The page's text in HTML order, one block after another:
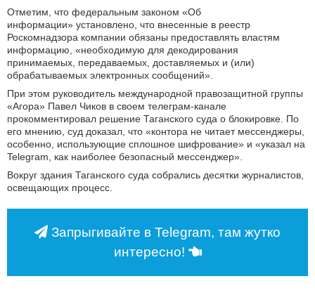
Отметим, что федеральным законом «Об
информации» установлено, что внесенные в реестр
Роскомнадзора компании обязаны предоставлять властям
информацию, «необходимую для декодирования
принимаемых, передаваемых, доставляемых и (или)
обрабатываемых электронных сообщений».
При этом руководитель международной правозащитной группы
«Агора» Павел Чиков в своем телеграм-канале
прокомментировал решение Таганского суда о блокировке. По
его мнению, суд доказал, что «контора не читает мессенджеры,
особенно, использующие сплошное шифрование» и «указал на
Telegram, как наиболее безопасный мессенджер».
Вокруг здания Таганского суда собрались десятки журналистов,
освещающих процесс.
Запрыгивайте в Telegram, там жутко
интересно!